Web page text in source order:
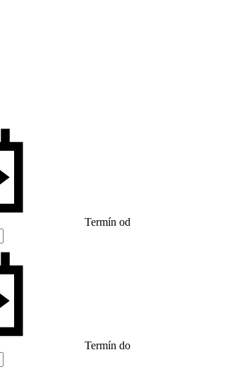
Termín od
Termín do